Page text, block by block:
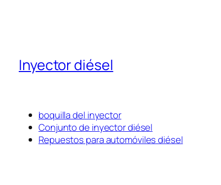
Inyector diésel
boquilla del inyector
Conjunto de inyector diésel
Repuestos para automóviles diésel